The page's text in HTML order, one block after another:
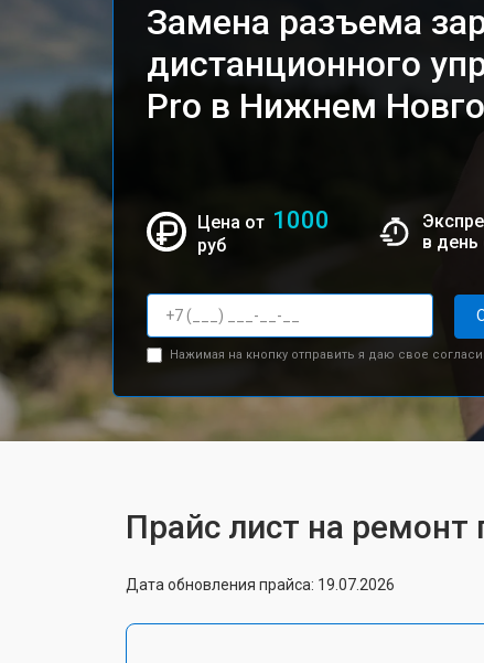
Замена разъема
дистанционного
Pro в Нижнем
Цена от 1000
руб
в
Нажимая на кнопку отправить я даю свое
Прайс лист на ремонт
Дата обновления прайса: 19.07.2026